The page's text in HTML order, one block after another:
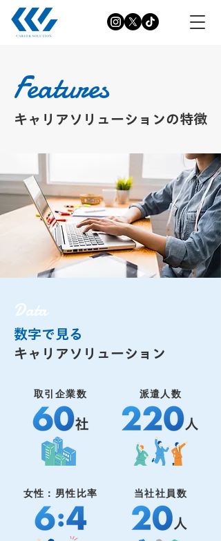
Features
キャリアソリューションの特徴
Data
数字で見る
キャリアソリューション
取引企業数
女性：男性比率
派遣人数
当社社員数